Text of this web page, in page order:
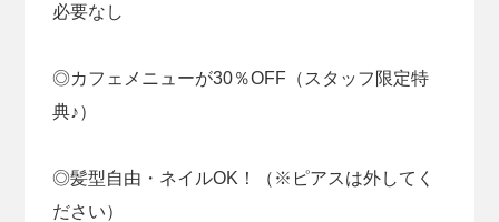
必要なし
◎カフェメニューが30％OFF（スタッフ限定特
典♪）
◎髪型自由・ネイルOK！（※ピアスは外してく
ださい）